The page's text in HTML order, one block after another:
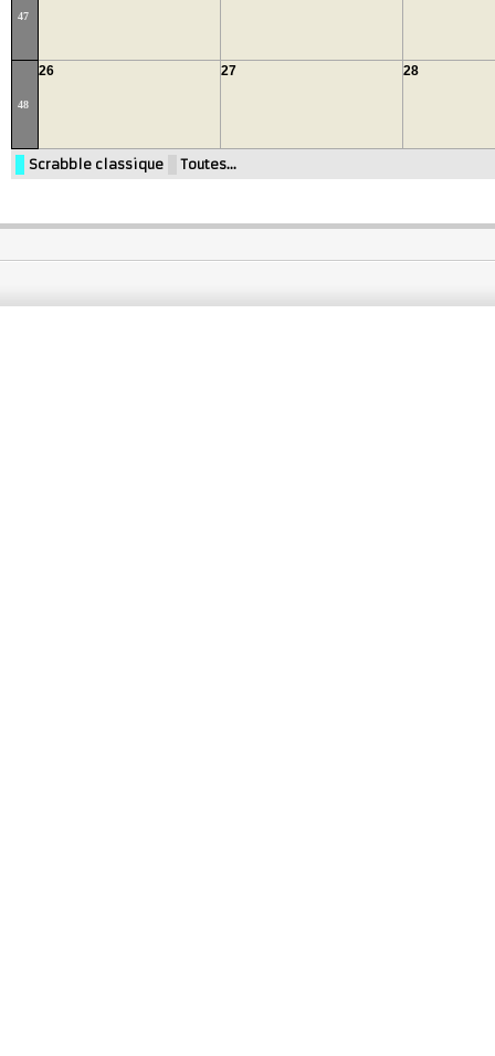
47
48
26 27 28
Scrabble classique Toutes…